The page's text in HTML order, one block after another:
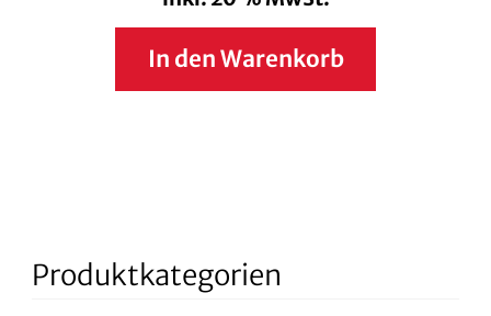
In den Warenkorb
Produktkategorien